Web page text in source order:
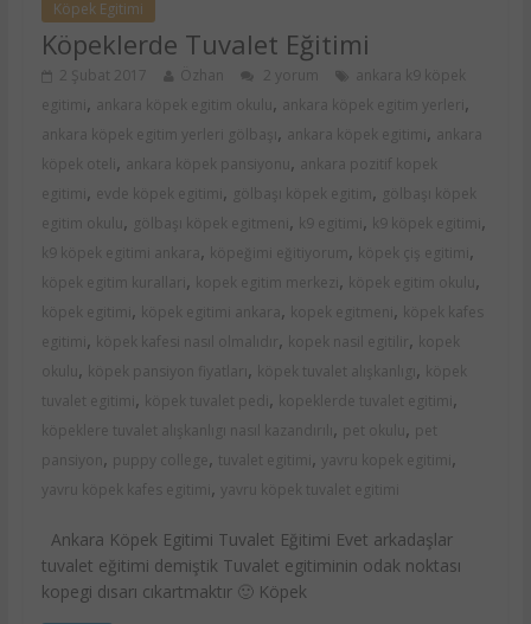
Köpek Egitimi
Köpeklerde Tuvalet Eğitimi
2 Şubat 2017 Özhan 2 yorum
ankara k9 köpek
egitimi , ankara köpek egitim okulu , ankara köpek egitim yerleri ,
ankara köpek egitim yerleri gölbaşı , ankara köpek egitimi ,
ankara
köpek oteli , ankara köpek pansiyonu ,
ankara pozitif kopek
egitimi , evde köpek egitimi , gölbaşı köpek egitim , gölbaşı köpek
egitim okulu , gölbaşı köpek egitmeni , k9 egitimi , k9 köpek egitimi ,
k9 köpek egitimi ankara , köpeğimi eğitiyorum , köpek çiş egitimi ,
köpek egitim kurallari , kopek egitim merkezi , köpek egitim okulu ,
köpek egitimi , köpek egitimi ankara , kopek egitmeni ,
köpek kafes
egitimi , köpek kafesi nasıl olmalıdır , kopek nasil egitilir ,
kopek
, köpek pansiyon fiyatları , köpek tuvalet alışkanlıgı ,
köpek
tuvalet egitimi , köpek tuvalet pedi , kopeklerde tuvalet egitimi ,
köpeklere tuvalet alışkanlıgı nasıl kazandırılı , pet okulu , pet
pansiyon , puppy college , tuvalet egitimi , yavru kopek egitimi ,
yavru köpek kafes egitimi , yavru köpek tuvalet egitimi
Ankara Köpek Egitimi Tuvalet Eğitimi Evet arkadaşlar
tuvalet eğitimi demiştik Tuvalet egitiminin odak noktası
kopegi dısarı cıkartmaktır 🙂 Köpek